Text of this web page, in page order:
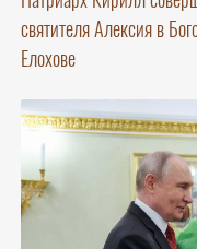
святителя Алексия в
Елохове